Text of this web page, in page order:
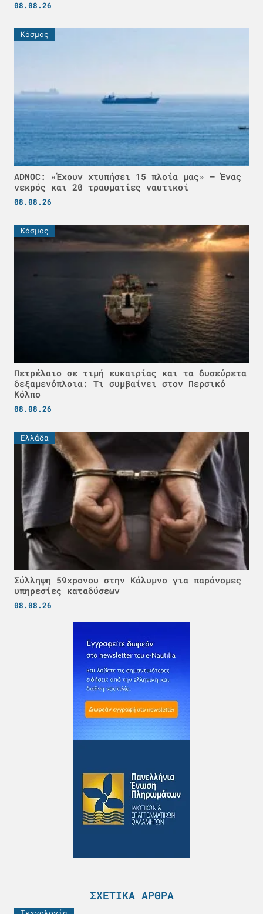
08.08.26
Κόσμος
ADNOC: «Έχουν χτυπήσει 15 πλοία μας» – Ένας
νεκρός και 20 τραυματίες ναυτικοί
08.08.26
Κόσμος
Πετρέλαιο σε τιμή ευκαιρίας και τα δυσεύρετα
δεξαμενόπλοια: Τι συμβαίνει στον Περσικό
Κόλπο
08.08.26
Ελλάδα
Σύλληψη 59χρονου στην Κάλυμνο για παράνομες
υπηρεσίες καταδύσεων
08.08.26
ΣΧΕΤΙΚΆ ΆΡΘΡΑ